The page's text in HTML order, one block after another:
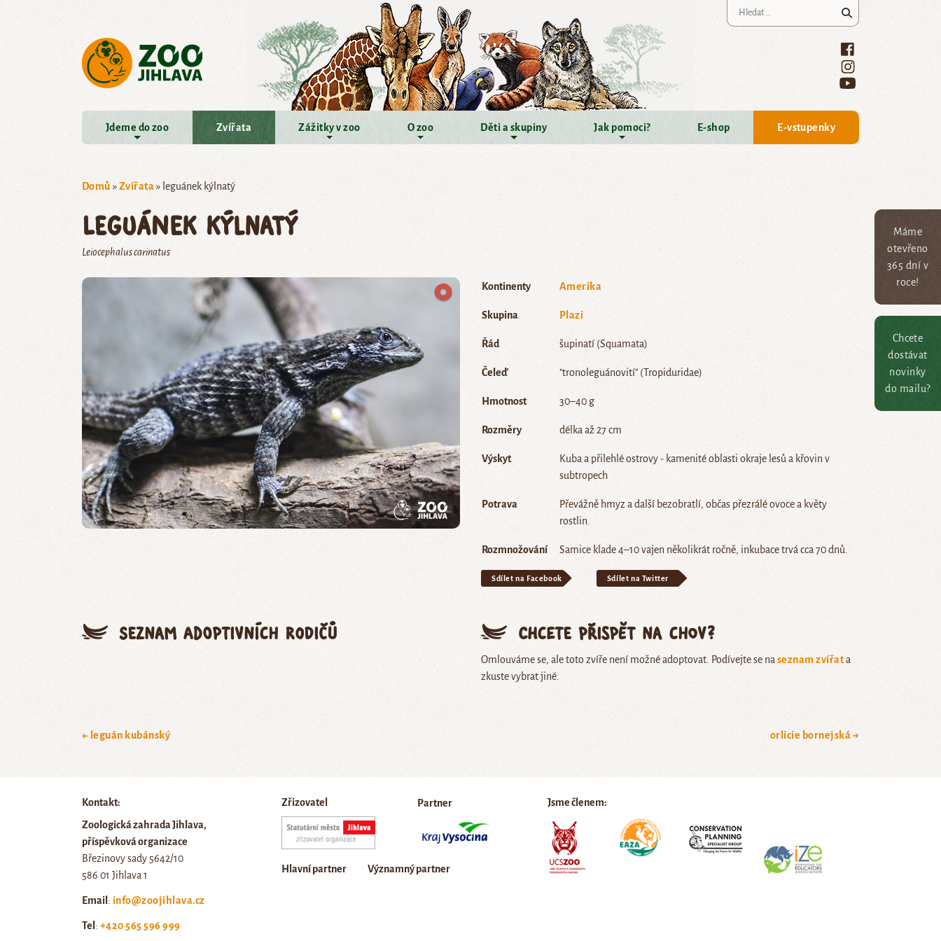
Máme
otevřeno
365 dní v
roce!
Chcete
dostávat
novinky
do mailu?
Jdeme do zoo Zvířata Zážitky v zoo O zoo Děti a skupiny Jak pomoci? E-shop E-vstupenky
Domů »Zvířata» leguánek kýlnatý
leguánek kýlnatý
Leiocephalus carinatus
Kontinenty Amerika
Skupina Plazi
Řád šupinatí (Squamata)
Čeleď "tronoleguánovití" (Tropiduridae)
Hmotnost 30–40 g
Rozměry délka až 27 cm
Výskyt
Kuba a přilehlé ostrovy - kamenité oblasti okraje lesů a křovin v
subtropech
Potrava
Převážně hmyz a další bezobratlí, občas přezrálé ovoce a květy
rostlin.
Rozmnožování Samice klade 4–10 vajen několikrát ročně, inkubace trvá cca 70 dnů.
Sdílet na Facebook Sdílet na Twitter
Seznam adoptivních rodičů Chcete přispět na chov?
Omlouváme se, ale toto zvíře není možné adoptovat. Podívejte se naseznam zvířata
zkuste vybrat jiné.
← leguán kubánský orlicie bornejská →
Kontakt:
Zoologická zahrada Jihlava,
příspěvková organizace
Březinovy sady 5642/10
586 01 Jihlava 1
Email : info@zoojihlava.cz
Tel : +420 565 596 999
Zřizovatel Partner
Hlavní partner Významný partner
Jsme členem: